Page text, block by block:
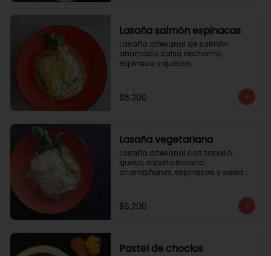
Lasaña salmón espinacas
Lasaña artesanal de salmón
ahumado, salsa bechamel,
espinaca y quesos.
$6.200
Lasaña vegetariana
Lasaña artesanal con zapallo,
queso, zapallo italiano,
champiñones, espinacas y salsa
$6.200
Pastel de choclos